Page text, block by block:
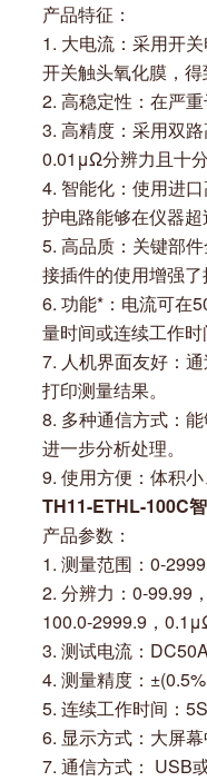
产品特征：
1. 大电流：采用开
开关触头氧化膜，
2. 高稳定性：在严
3. 高精度：采用双
0.01μΩ分辨力且十
4. 智能化：使用进
护电路能够在仪器
5. 高品质：关键部
接插件的使用增强
6. 功能*：电流可在
量时间或连续工作
7. 人机界面友好：
打印测量结果。
8. 多种通信方式：
进一步分析处理。
9. 使用方便：体积
TH11-ETHL-100C
产品参数：
1. 测量范围：0-
2. 分辨力：0-99.99
100.0-2999.9，
3. 测试电流：
4. 测量精度：
5. 连续工作时间：
6. 显示方式：大屏
7. 通信方式： USB